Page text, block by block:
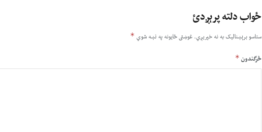
ځواب دلته پرېږدئ
ستاسو برېښناليک به نه خپريږي.غوښتى ځایونه په نښه شوي *
څرگندون*